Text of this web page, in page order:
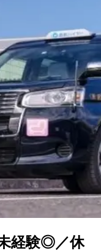
経験◎／休